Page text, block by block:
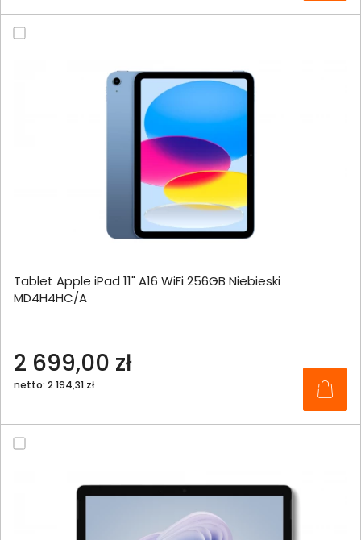
Tablet Apple iPad 11" A16 WiFi 256GB Niebieski
MD4H4HC/A
2 699,00 zł
netto: 2 194,31 zł